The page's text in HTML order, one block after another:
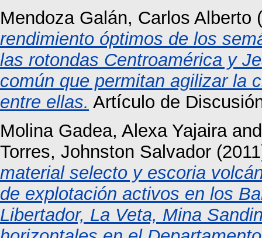
Mendoza Galán, Carlos Alberto
rendimiento óptimos de los
las rotondas Centroamérica y
común que permitan agilizar la
entre ellas. Artículo de
Molina Gadea, Alexa Yajaira
Torres, Johnston Salvador
material selecto y escoria
de explotación activos en los
Libertador, La Veta, Mina